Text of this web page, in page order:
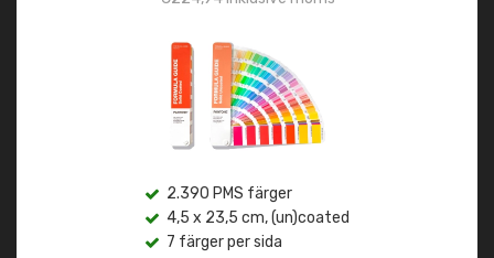
2.390 PMS färger
4,5 x 23,5 cm, (un)coated
7 färger per sida